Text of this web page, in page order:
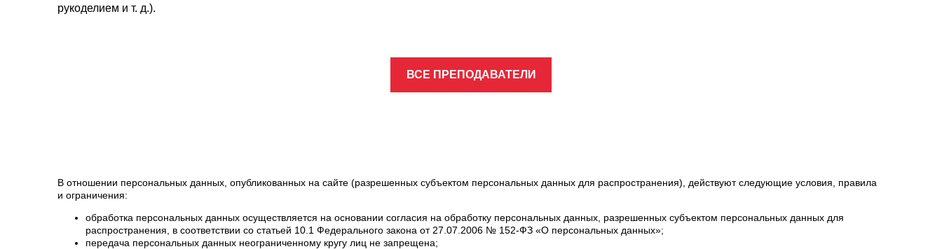
рукоделием и т. д.).
ВСЕ ПРЕПОДАВАТЕЛИ
В отношении персональных данных, опубликованных на сайте (разрешенных субъектом персональных данных для распространения), действуют следующие условия, правила
и ограничения:
обработка персональных данных осуществляется на основании согласия на обработку персональных данных, разрешенных субъектом персональных данных для
распространения, в соответствии со статьей 10.1 Федерального закона от 27.07.2006 № 152-ФЗ «О персональных данных»;
передача персональных данных неограниченному кругу лиц не запрещена;